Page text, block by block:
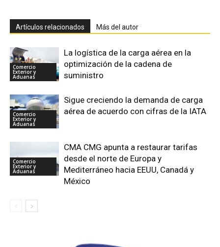
Artículos relacionados Más del autor
Comercio
Exterior y
Aduanas
La logística de la carga aérea en la
optimización de la cadena de
suministro
Comercio
Exterior y
Aduanas
Sigue creciendo la demanda de carga
aérea de acuerdo con cifras de la IATA
Comercio
Exterior y
Aduanas
CMA CMG apunta a restaurar tarifas
desde el norte de Europa y
Mediterráneo hacia EEUU, Canadá y
México